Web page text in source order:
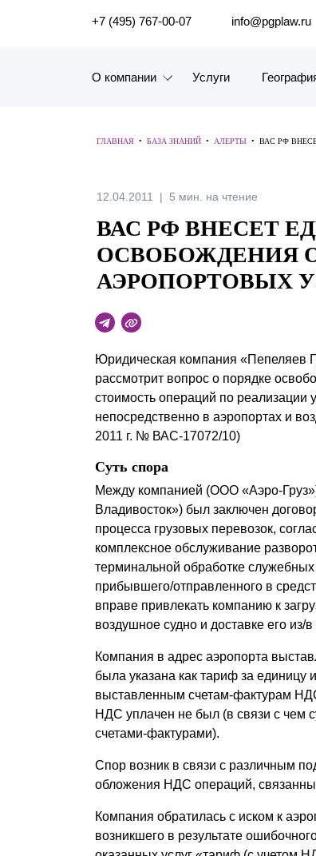
ПОИСК ПО САЙТУ
+7 (495) 767-00-07 info@pgplaw.ru
О компании
Наш опыт
Рейтинги, Награды, Цифры
Почему «Пепеляев Групп»?
Обращение Управляющего
Партнера
Социальная
ответственность
Услуги
ГЛАВНАЯ • БАЗА ЗНАНИЙ • АЛЕРТЫ •
12.04.2011 5 мин. на чтение
ВАС РФ ВНЕСЕТ
ОСВОБОЖДЕНИЯ
АЭРОПОРТОВЫХ
Юридическая компания «Пепеляев
рассмотрит вопрос о порядке
стоимость операций по
непосредственно в аэропортах и
2011 г. № ВАС-17072/10)
Суть спора
Между компанией (ООО «Аэро-
Владивосток») был заключен
процесса грузовых перевозок,
комплексное обслуживание
терминальной обработке
прибывшего/отправленного в
вправе привлекать компанию к
воздушное судно и доставке его из/
Компания в адрес аэропорта
была указана как тариф за
выставленным счетам-фактурам
НДС уплачен не был (в связи с чем
счетами-фактурами).
Спор возник в связи с различным
обложения НДС операций,
Компания обратилась с иском к
возникшего в результате